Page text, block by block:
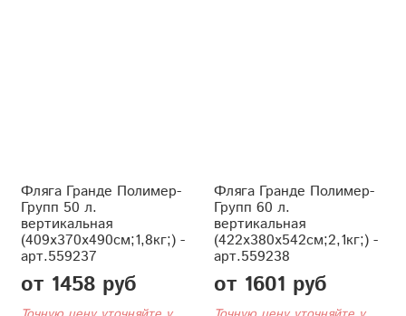
Фляга Гранде Полимер-
Групп 50 л.
вертикальная
(409x370x490см;1,8кг;) -
арт.559237
от 1458 руб
Фляга Гранде Полимер-
Групп 60 л.
вертикальная
(422x380x542см;2,1кг;) -
арт.559238
от 1601 руб